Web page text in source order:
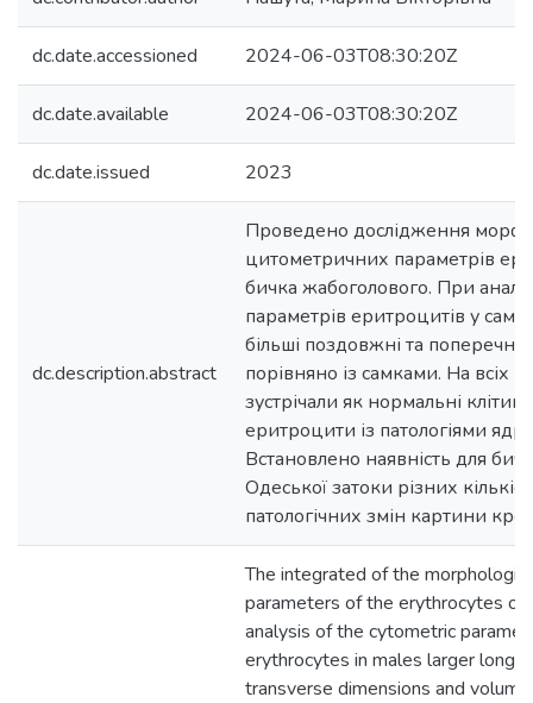
dc.date.accessioned 2024-06-03T08:30:20Z
dc.date.available 2024-06-03T08:30:20Z
dc.date.issued 2023
dc.description.abstract
Проведено дослідження
цитометричних параметрів
бичка жабоголового. При
параметрів еритроцитів у
більші поздовжні та поперечні
порівняно із самками. На всіх
зустрічали як нормальні
еритроцити із патологіями
Встановлено наявність для
Одеської затоки різних
патологічних змін картини
The integrated of the
parameters of the erythrocytes of
analysis of the cytometric
erythrocytes in males larger
transverse dimensions and